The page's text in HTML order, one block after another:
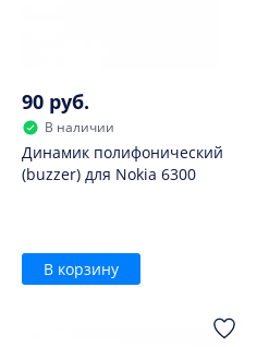
90 руб.
В наличии
Динамик полифонический
(buzzer) для Nokia 6300
В корзину